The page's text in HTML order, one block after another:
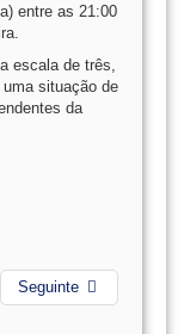
entre as 21:00
escala de três,
situação de
da
Seguinte